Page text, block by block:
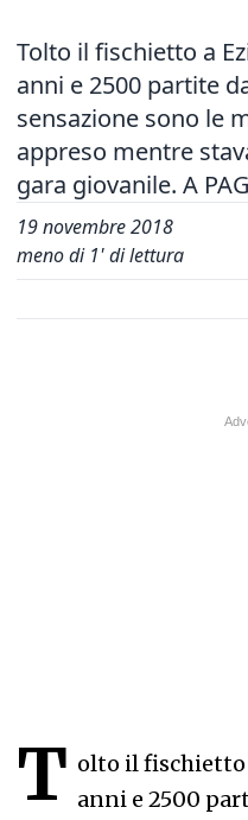
Tolto il fischietto a
anni e 2500 partite
sensazione sono le
appreso mentre
gara giovanile. A
19 novembre 2018
meno di 1' di lettura
T olto il fischietto
anni e 2500